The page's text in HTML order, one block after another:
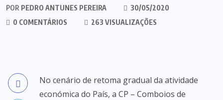
POR PEDRO ANTUNES PEREIRA
30/05/2020
0 COMENTÁRIOS
263 VISUALIZAÇÕES
No cenário de retoma gradual da atividade
económica do País, a CP – Comboios de